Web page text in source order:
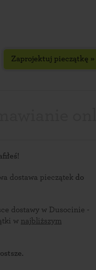
Zaprojektuj pieczątkę »
dostawa pieczątek do
dostawy w Dusocinie -
w najbliższym